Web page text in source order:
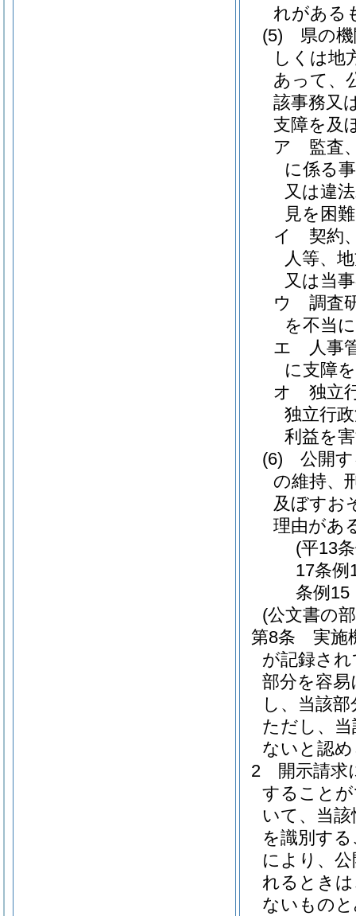
れがある
(5)
県の
しくは地
あって、
該事務又
支障を及
ア
監査
に係る
又は違
見を困
イ
契約
人等、
又は当
ウ
調査
を不当
エ
人事
に支障
オ
独立
独立行
利益を
(6)
公開
の維持、
及ぼすお
理由があ
(平13
17条例
条例15
(公文書の
第8条
実施
が記録さ
部分を容
し、当該
ただし、
ないと認
2
開示請求
すること
いて、当
を識別す
により、
れるとき
ないもの